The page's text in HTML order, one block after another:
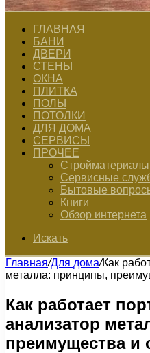
ГЛАВНАЯ
БАНИ
ДВЕРИ
СТЕНЫ
ОКНА
ПЛИТКА
ПОЛЫ
ПОТОЛКИ
ДЛЯ ДОМА
СЕРВИСЫ
ПРОЧЕЕ
Стройматериалы
Сервисные
Бытовые
Книги
Обзор интернета
Искать
Главная/Для дома/Как
металла: принципы,
Как работает
анализатор
преимущества и